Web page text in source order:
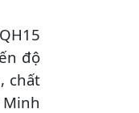
độ
chất